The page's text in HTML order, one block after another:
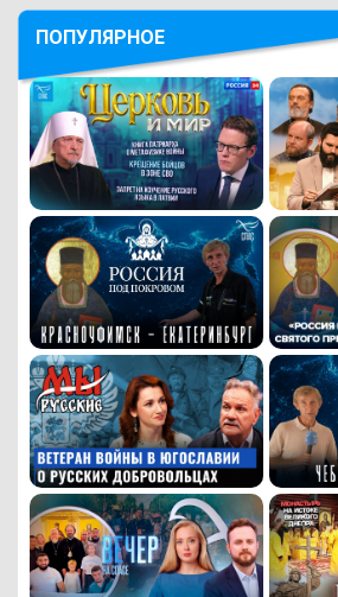
ПОПУЛЯРНОЕ